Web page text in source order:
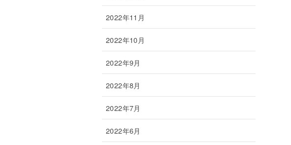
2022年11月
2022年10月
2022年9月
2022年8月
2022年7月
2022年6月